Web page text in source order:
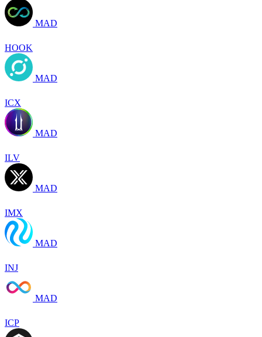
MAD
HOOK
MAD
ICX
MAD
ILV
MAD
IMX
MAD
INJ
MAD
ICP